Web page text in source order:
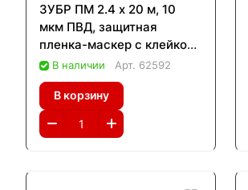
ЗУБР ПМ 2.4 х 20 м, 10
мкм ПВД, защитная
пленка-маскер с клейкой
лентой (12250-240-20)
В наличии Арт. 62592
В корзину